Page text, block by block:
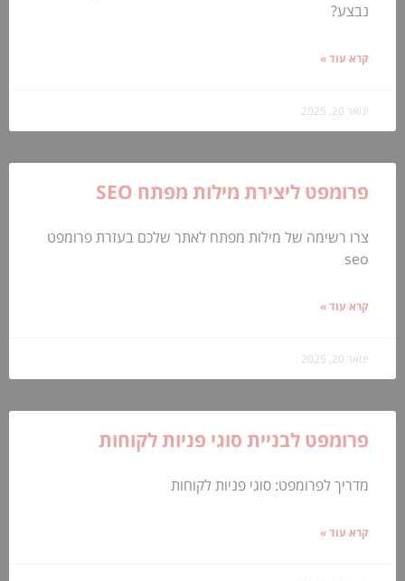
נבצע?
קרא עוד »
ינואר 20, 2025
פרומפט ליצירת מילות מפתח SEO
צרו רשימה של מילות מפתח לאתר שלכם בעזרת פרומפט
seo
קרא עוד »
ינואר 20, 2025
פרומפט לבניית סוגי פניות לקוחות
מדריך לפרומפט: סוגי פניות לקוחות
קרא עוד »